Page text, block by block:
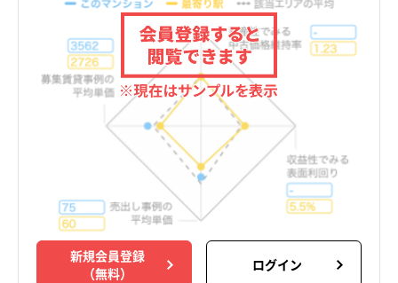
新規会員登録
（無料）
ログイン